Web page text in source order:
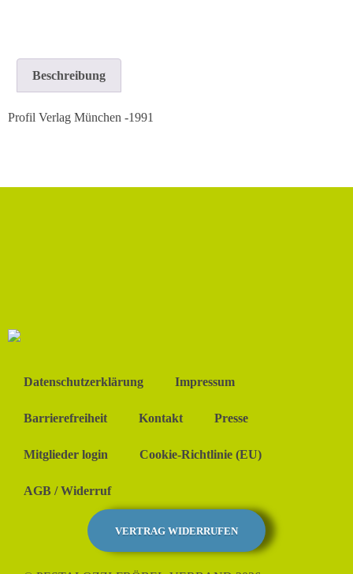
Beschreibung
Profil Verlag München -1991
Datenschutzerklärung Impressum
Barrierefreiheit Kontakt Presse
Mitglieder login Cookie-Richtlinie (EU)
AGB / Widerruf
VERTRAG WIDERRUFEN